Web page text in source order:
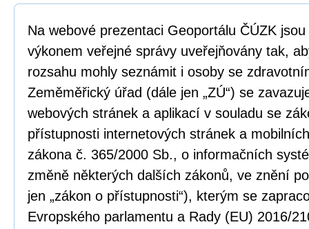
Na webové prezentaci Geoportálu ČÚZK
výkonem veřejné správy uveřejňovány tak,
rozsahu mohly seznámit i osoby se
Zeměměřický úřad (dále jen „ZÚ“) se
webových stránek a aplikací v souladu se
přístupnosti internetových stránek a
zákona č. 365/2000 Sb., o informačních
změně některých dalších zákonů, ve znění
jen „zákon o přístupnosti“), kterým se
Evropského parlamentu a Rady (EU) 2016/